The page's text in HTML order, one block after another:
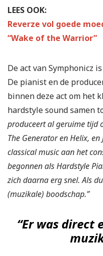
LEES OOK:
Reverze vol goede
“Wake of the Warrior”
De act van Symphonicz
De pianist en de
binnen deze act om het
hardstyle sound samen
produceert al geruime tijd
The Generator en Helix,
classical music aan het
begonnen als Hardstyle
zich daarna erg snel. Als
(muzikale) boodschap.”
“Er was direct